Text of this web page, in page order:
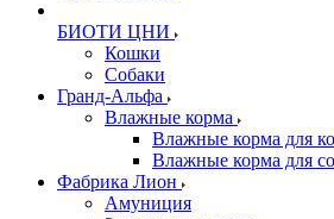
БИОТИ ЦНИ
Кошки
Собаки
Гранд-Альфа
Влажные корма
Влажные корма для
Влажные корма для
Фабрика Лион
Амуниция